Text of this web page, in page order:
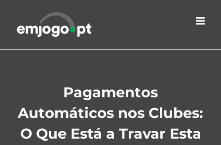
content
Pagamentos
Automáticos nos Clubes:
O Que Está a Travar Esta